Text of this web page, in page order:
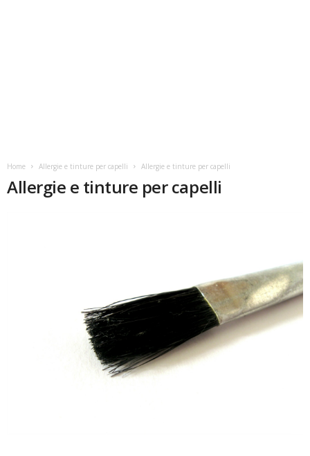
Home Allergie e tinture per capelli Allergie e tinture per capelli
Allergie e tinture per capelli